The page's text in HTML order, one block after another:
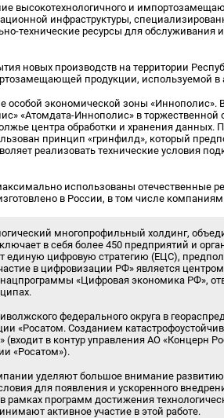
высокотехнологичного и
инфраструктуры,
технические ресурсы для обслуживания и
новых производств на территории
продукции, используемой в
особой экономической зоны «Иннополис».
«Атомдата-Иннополис» в торжественной
центра обработки и хранения данных.
принцип «гринфилд», который
реализовать технические условия
использованы отечественные
в России, в том числе
многопрофильный холдинг,
в себя более 450 предприятий и
единую цифровую стратегию (ЕЦС),
в цифровизации РФ» является
«Цифровая экономика РФ»,
федерального округа в
«Росатом. Созданием
в контур управления АО «Концерн
«Росатом»).
уделяют большое внимание
для появления и ускоренного
рамках программ достижения
активное участие в этой работе.